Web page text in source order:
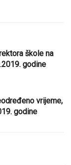
škole na
godine
vrijeme,
godine